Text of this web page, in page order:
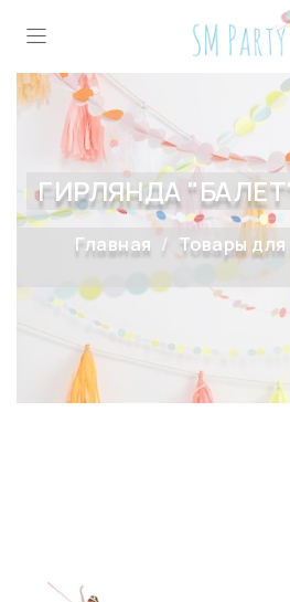
ГИРЛЯНДА
Главная Товары